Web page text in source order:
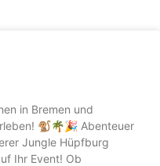
in Bremen und
🐒🌴🎉 Abenteuer
Jungle Hüpfburg
Ihr Event! Ob